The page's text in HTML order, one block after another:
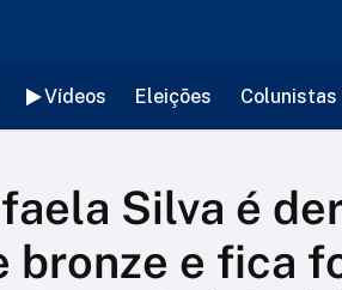
Vídeos Eleições Colunistas
Silva é
bronze e fica